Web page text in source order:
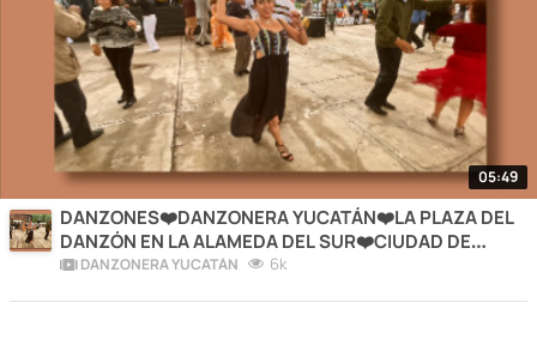
05:49
DANZONES❤️DANZONERA YUCATÁN❤️LA PLAZA DEL
DANZÓN EN LA ALAMEDA DEL SUR❤️CIUDAD DE
MÉXICO
DANZONERA YUCATÁN 6k